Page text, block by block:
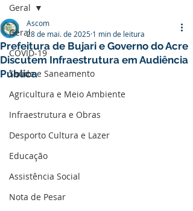
Geral
COVID-19
Saúde e Saneamento
Agricultura e Meio Ambiente
Infraestrutura e Obras
Desporto Cultura e Lazer
Educação
Assistência Social
Nota de Pesar
Geral
Prefeitura de Bujari e Governo do Acre
Discutem Infraestrutura em Audiência
Pública
Ascom
28 de mai. de 2025 1 min de leitura